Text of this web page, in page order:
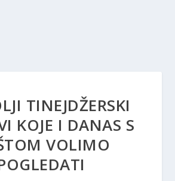
TINEJDŽERSKI
KOJE I DANAS S
VOLIMO